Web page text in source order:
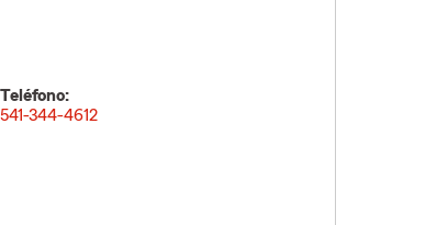
Teléfono:
541-344-4612